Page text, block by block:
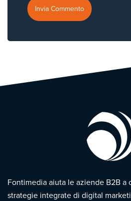
Fontimedia aiuta le aziende B2B a
strategie integrate di digital